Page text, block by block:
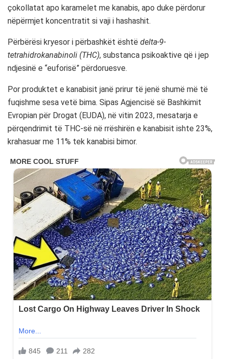
çokollatat apo karamelet me kanabis, apo duke përdorur
nëpërmjet koncentratit si vaji i hashashit.
Përbërësi kryesor i përbashkët është delta-9-
tetrahidrokanabinoli (THC), substanca psikoaktive që i jep
ndjesinë e “euforisë” përdoruesve.
Por produktet e kanabisit janë prirur të jenë shumë më të
fuqishme sesa vetë bima. Sipas Agjencisë së Bashkimit
Evropian për Drogat (EUDA), në vitin 2023, mesatarja e
përqendrimit të THC-së në rrëshirën e kanabisit ishte 23%,
krahasuar me 11% tek kanabisi bimor.